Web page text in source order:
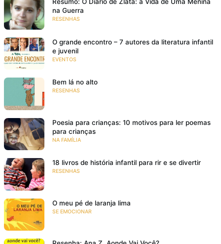
Resumo: O Diário de Zlata: a Vida de Uma Menina
na Guerra
RESENHAS
O grande encontro – 7 autores da literatura infantil
e juvenil
EVENTOS
Bem lá no alto
RESENHAS
Poesia para crianças: 10 motivos para ler poemas
para crianças
NA FAMÍLIA
18 livros de história infantil para rir e se divertir
RESENHAS
O meu pé de laranja lima
SE EMOCIONAR